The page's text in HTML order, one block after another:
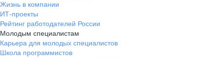
Жизнь в компании
ИТ-проекты
Рейтинг работодателей России
Молодым специалистам
Карьера для молодых специалистов
Школа программистов